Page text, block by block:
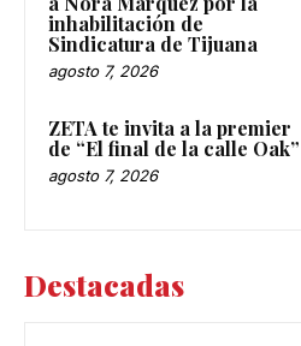
inhabilitación de
Sindicatura de Tijuana
agosto 7, 2026
ZETA te invita a la premier
de “El final de la calle Oak”
agosto 7, 2026
Destacadas